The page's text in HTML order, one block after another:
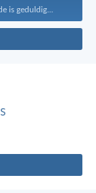
is geduldig...